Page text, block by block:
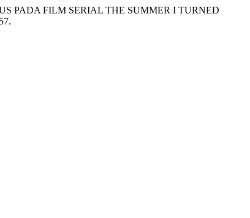
PADA FILM SERIAL THE SUMMER I TURNED